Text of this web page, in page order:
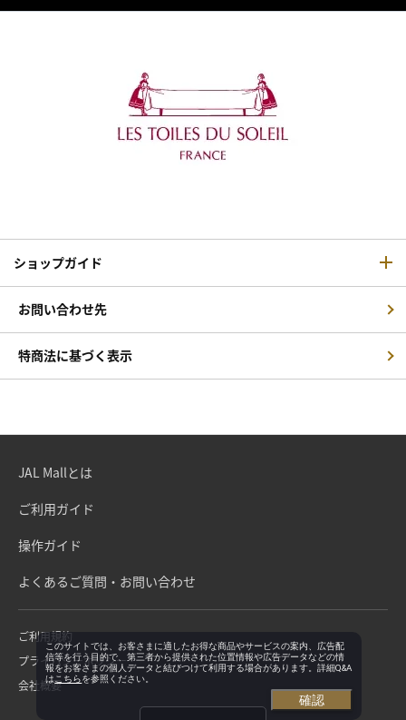
ショップガイド
お問い合わせ先
特商法に基づく表示
JAL Mallとは
ご利用ガイド
操作ガイド
よくあるご質問・お問い合わせ
ご利用規約
プライバシーポリシー
会社概要
このサイトでは、お客さまに適したお得な商品やサービスの案内、広告配
信等を行う目的で、第三者から提供された位置情報や広告データなどの情
報をお客さまの個人データと結びつけて利用する場合があります。詳細Q&A
はこちらを参照ください。
確認